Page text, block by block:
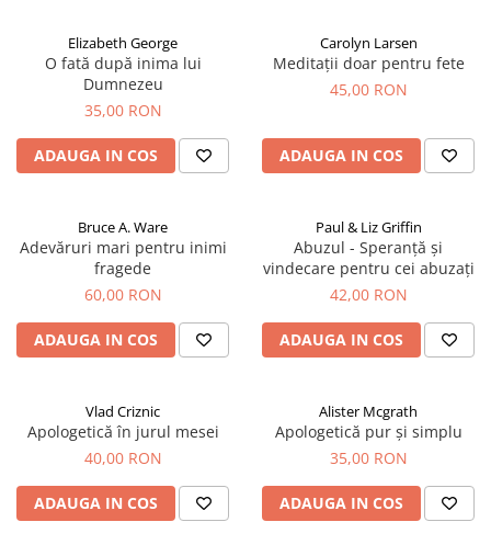
Elizabeth George
O fată după inima lui
Dumnezeu
35,00 RON
ADAUGA IN COS
Carolyn Larsen
Meditații doar pentru fete
45,00 RON
ADAUGA IN COS
Bruce A. Ware
Adevăruri mari pentru inimi
fragede
60,00 RON
ADAUGA IN COS
Paul & Liz Griffin
Abuzul - Speranță și
vindecare pentru cei abuzați
42,00 RON
ADAUGA IN COS
Vlad Criznic
Apologetică în jurul mesei
40,00 RON
ADAUGA IN COS
Alister Mcgrath
Apologetică pur și simplu
35,00 RON
ADAUGA IN COS